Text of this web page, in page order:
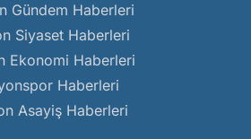
Gündem Haberleri
Siyaset Haberleri
Ekonomi Haberleri
Haberleri
Asayiş Haberleri